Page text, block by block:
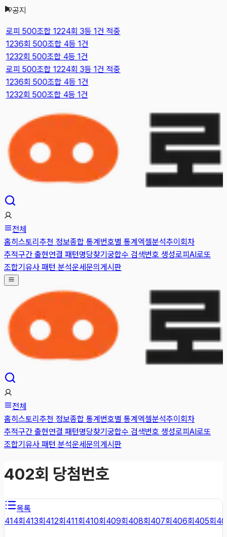
공지
로피 500조합 1224회 3등 1건 적중
1236회 500조합 4등 1건
1232회 500조합 4등 1건
로피 500조합 1224회 3등 1건 적중
1236회 500조합 4등 1건
1232회 500조합 4등 1건
전체
홈히스토리 추천 정보종합 통계번호별 통계엑셀분석추이 회차
추적구간 출현연결 패턴명당찾기궁합수 검색번호 생성로피AI로또
조합기유사 패턴 분석운세문의게시판
전체
홈히스토리 추천 정보종합 통계번호별 통계엑셀분석추이 회차
추적구간 출현연결 패턴명당찾기궁합수 검색번호 생성로피AI로또
조합기유사 패턴 분석운세문의게시판
402회 당첨번호
목록
414회413회412회411회410회409회408회407회406회405회